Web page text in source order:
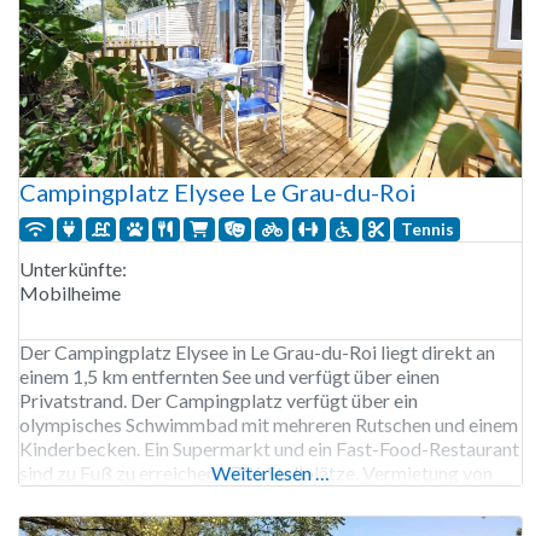
Campingplatz Elysee Le Grau-du-Roi
Tennis
Unterkünfte:
Mobilheime
Der Campingplatz Elysee in Le Grau-du-Roi liegt direkt an
einem 1,5 km entfernten See und verfügt über einen
Privatstrand. Der Campingplatz verfügt über ein
olympisches Schwimmbad mit mehreren Rutschen und einem
Kinderbecken. Ein Supermarkt und ein Fast-Food-Restaurant
sind zu Fuß zu erreichen. 736 Stellplätze. Vermietung von
Weiterlesen …